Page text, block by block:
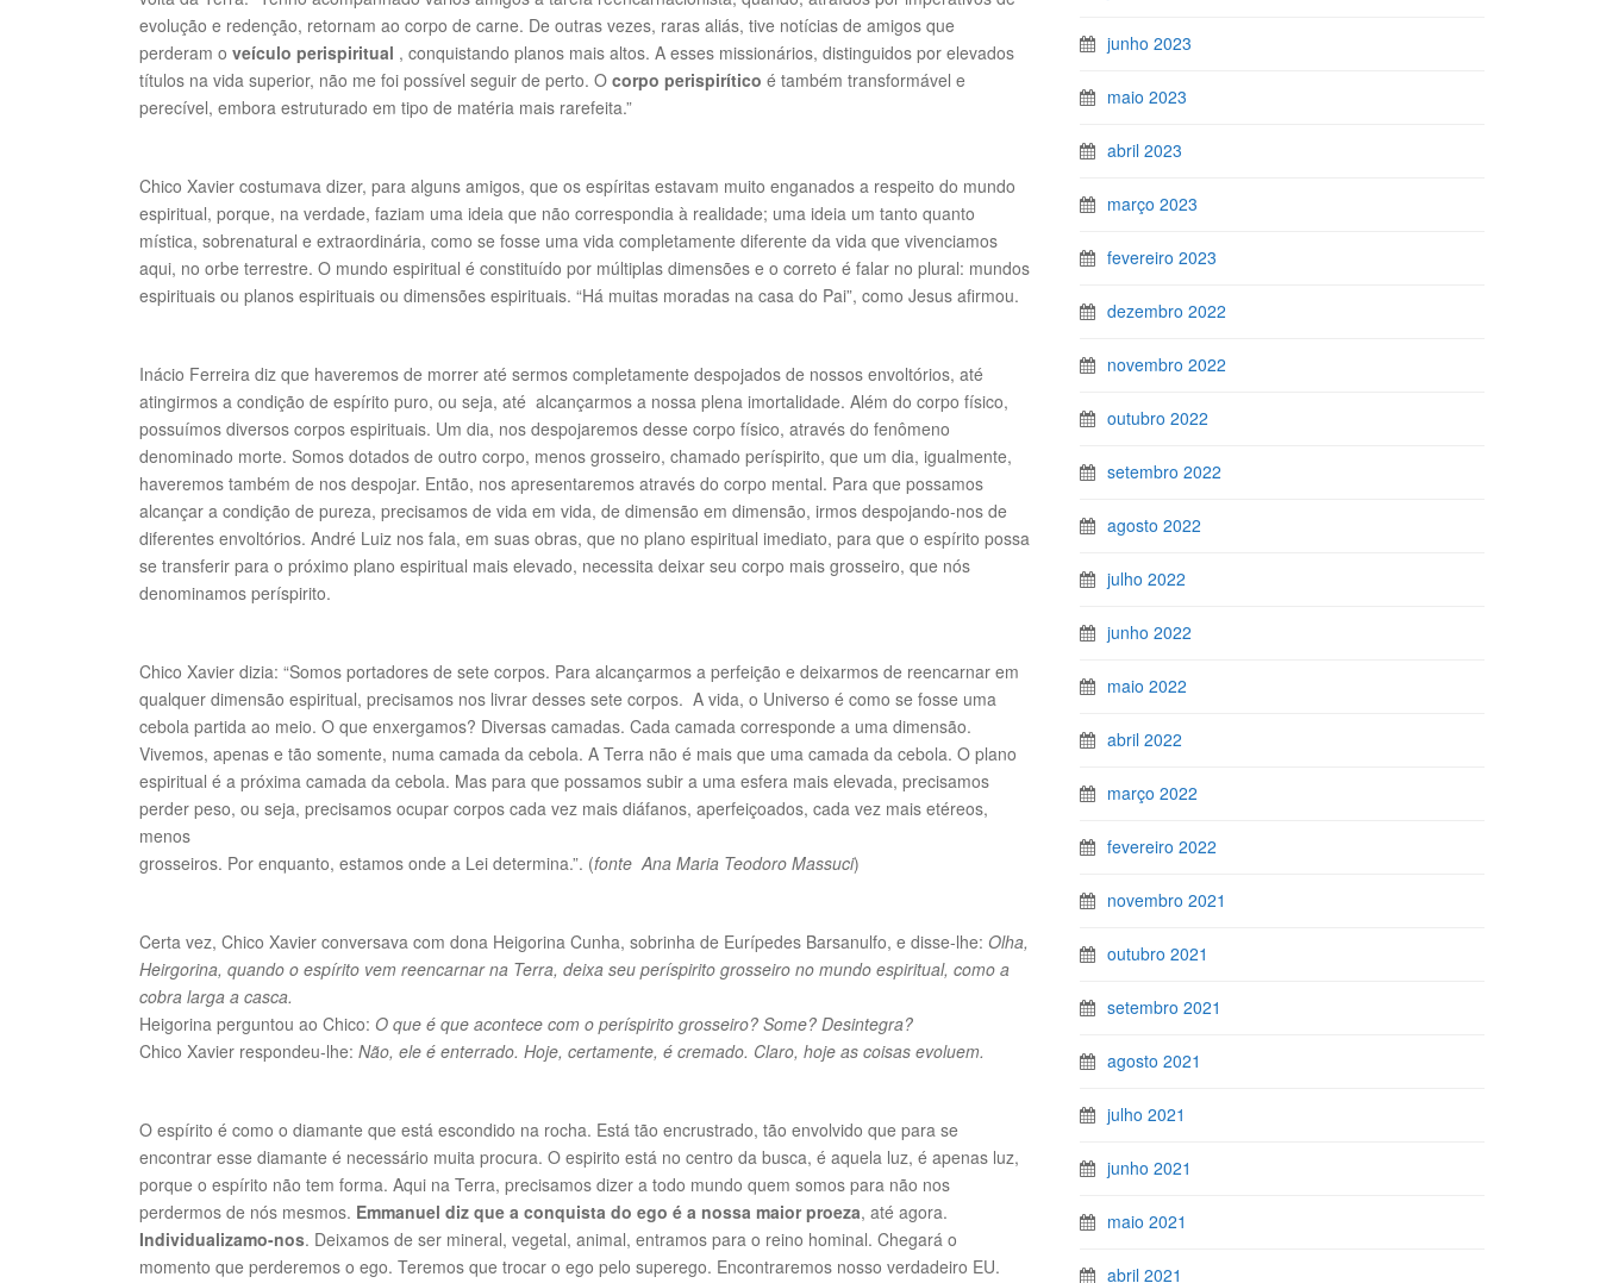
evolução e redenção, retornam ao corpo de carne. De outras vezes, raras aliás, tive notícias de amigos que
perderam o veículo perispiritual , conquistando planos mais altos. A esses missionários, distinguidos por elevados
títulos na vida superior, não me foi possível seguir de perto. O corpo perispirítico é também transformável e
perecível, embora estruturado em tipo de matéria mais rarefeita.”
Chico Xavier costumava dizer, para alguns amigos, que os espíritas estavam muito enganados a respeito do mundo
espiritual, porque, na verdade, faziam uma ideia que não correspondia à realidade; uma ideia um tanto quanto
mística, sobrenatural e extraordinária, como se fosse uma vida completamente diferente da vida que vivenciamos
aqui, no orbe terrestre. O mundo espiritual é constituído por múltiplas dimensões e o correto é falar no plural: mundos
espirituais ou planos espirituais ou dimensões espirituais. “Há muitas moradas na casa do Pai”, como Jesus afirmou.
Inácio Ferreira diz que haveremos de morrer até sermos completamente despojados de nossos envoltórios, até
atingirmos a condição de espírito puro, ou seja, até alcançarmos a nossa plena imortalidade. Além do corpo físico,
possuímos diversos corpos espirituais. Um dia, nos despojaremos desse corpo físico, através do fenômeno
denominado morte. Somos dotados de outro corpo, menos grosseiro, chamado períspirito, que um dia, igualmente,
haveremos também de nos despojar. Então, nos apresentaremos através do corpo mental. Para que possamos
alcançar a condição de pureza, precisamos de vida em vida, de dimensão em dimensão, irmos despojando-nos de
diferentes envoltórios. André Luiz nos fala, em suas obras, que no plano espiritual imediato, para que o espírito possa
se transferir para o próximo plano espiritual mais elevado, necessita deixar seu corpo mais grosseiro, que nós
denominamos períspirito.
Chico Xavier dizia: “Somos portadores de sete corpos. Para alcançarmos a perfeição e deixarmos de reencarnar em
qualquer dimensão espiritual, precisamos nos livrar desses sete corpos. A vida, o Universo é como se fosse uma
cebola partida ao meio. O que enxergamos? Diversas camadas. Cada camada corresponde a uma dimensão.
Vivemos, apenas e tão somente, numa camada da cebola. A Terra não é mais que uma camada da cebola. O plano
espiritual é a próxima camada da cebola. Mas para que possamos subir a uma esfera mais elevada, precisamos
perder peso, ou seja, precisamos ocupar corpos cada vez mais diáfanos, aperfeiçoados, cada vez mais etéreos,
menos
grosseiros. Por enquanto, estamos onde a Lei determina.”. (fonte Ana Maria Teodoro Massuci)
Certa vez, Chico Xavier conversava com dona Heigorina Cunha, sobrinha de Eurípedes Barsanulfo, e disse-lhe: Olha,
Heirgorina, quando o espírito vem reencarnar na Terra, deixa seu períspirito grosseiro no mundo espiritual, como a
cobra larga a casca.
Heigorina perguntou ao Chico: O que é que acontece com o períspirito grosseiro? Some? Desintegra?
Chico Xavier respondeu-lhe: Não, ele é enterrado. Hoje, certamente, é cremado. Claro, hoje as coisas evoluem.
O espírito é como o diamante que está escondido na rocha. Está tão encrustrado, tão envolvido que para se
encontrar esse diamante é necessário muita procura. O espirito está no centro da busca, é aquela luz, é apenas luz,
porque o espírito não tem forma. Aqui na Terra, precisamos dizer a todo mundo quem somos para não nos
perdermos de nós mesmos. Emmanuel diz que a conquista do ego é a nossa maior proeza, até agora.
Individualizamo-nos. Deixamos de ser mineral, vegetal, animal, entramos para o reino hominal. Chegará o
momento que perderemos o ego. Teremos que trocar o ego pelo superego. Encontraremos nosso verdadeiro EU.
junho 2023
maio 2023
abril 2023
março 2023
fevereiro 2023
dezembro 2022
novembro 2022
outubro 2022
setembro 2022
agosto 2022
julho 2022
junho 2022
maio 2022
abril 2022
março 2022
fevereiro 2022
novembro 2021
outubro 2021
setembro 2021
agosto 2021
julho 2021
junho 2021
maio 2021
abril 2021